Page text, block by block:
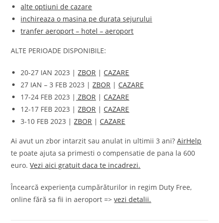
alte optiuni de cazare
inchireaza o masina pe durata sejurului
tranfer aeroport – hotel – aeroport
ALTE PERIOADE DISPONIBILE:
20-27 IAN 2023 |ZBOR | CAZARE
27 IAN – 3 FEB 2023 |ZBOR | CAZARE
17-24 FEB 2023 | ZBOR | CAZARE
12-17 FEB 2023 |ZBOR | CAZARE
3-10 FEB 2023 |ZBOR | CAZARE
Ai avut un zbor intarzit sau anulat in ultimii 3 ani?AirHelp
te poate ajuta sa primesti o compensatie de pana la 600
euro.Vezi aici gratuit daca te incadrezi.
Încearcă experiența cumpărăturilor in regim Duty Free,
online fără sa fii in aeroport =>vezi detalii.